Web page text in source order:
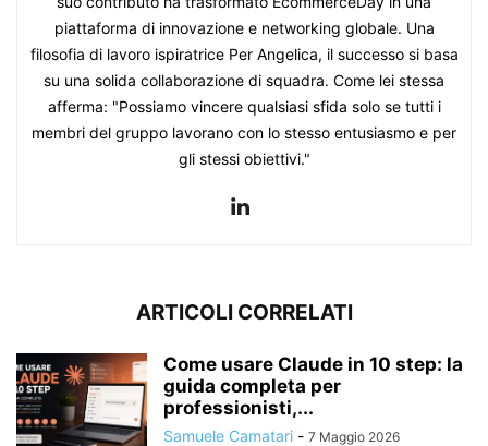
piattaforma di innovazione e networking globale. Una
filosofia di lavoro ispiratrice Per Angelica, il successo si basa
su una solida collaborazione di squadra. Come lei stessa
afferma: "Possiamo vincere qualsiasi sfida solo se tutti i
membri del gruppo lavorano con lo stesso entusiasmo e per
gli stessi obiettivi."
ARTICOLI CORRELATI
Come usare Claude in 10 step: la
guida completa per
professionisti,...
Samuele Camatari - 7 Maggio 2026